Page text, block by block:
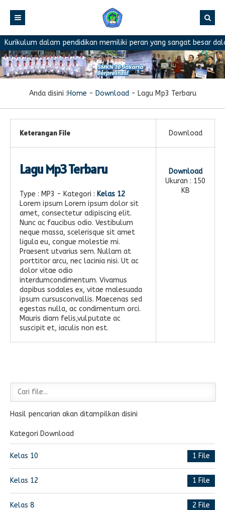
dalam pendidikan memiliki peran yang sangat besar
Anda disini :Home - Download- Lagu Mp3 Terbaru
Keterangan File Download
Lagu Mp3 Terbaru
Type : MP3 - Kategori : Kelas 12
Lorem ipsum Lorem ipsum dolor sit
amet, consectetur adipiscing elit.
Nunc ac faucibus odio. Vestibulum
neque massa, scelerisque sit amet
ligula eu, congue molestie mi.
Praesent utvarius sem. Nullam at
porttitor arcu, nec lacinia nisi. Ut ac
dolor vitae odio
interdumcondimentum. Vivamus
dapibus sodales ex, vitae malesuada
ipsum cursusconvallis. Maecenas sed
egestas nulla, ac condimentum orci.
Mauris diam felis,vulputate ac
suscipit et, iaculis non est.
Download
Ukuran : 150
KB
Hasil pencarian akan ditampilkan disini
Kategori Download
Kelas 10 1 File
Kelas 12 1 File
Kelas 8 2 File